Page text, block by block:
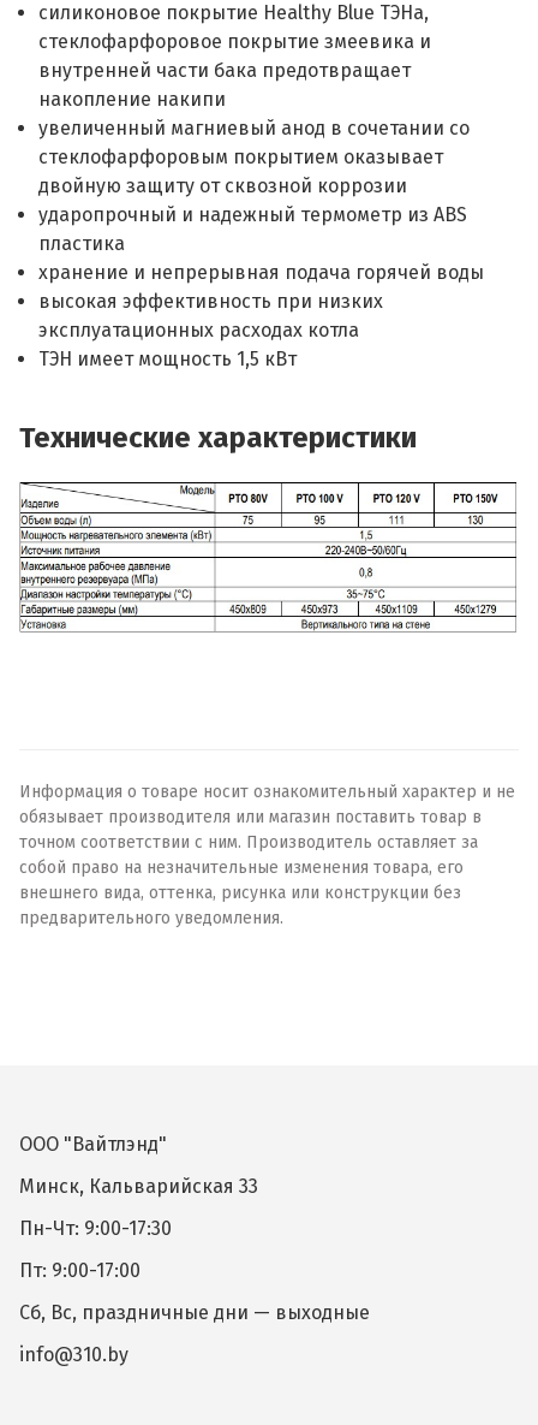
силиконовое покрытие Healthy Blue ТЭНа,
стеклофарфоровое покрытие змеевика и
внутренней части бака предотвращает
накопление накипи
увеличенный магниевый анод в сочетании со
стеклофарфоровым покрытием оказывает
двойную защиту от сквозной коррозии
ударопрочный и надежный термометр из ABS
пластика
хранение и непрерывная подача горячей воды
высокая эффективность при низких
эксплуатационных расходах котла
ТЭН имеет мощность 1,5 кВт
Технические характеристики
Информация о товаре носит ознакомительный характер и не
обязывает производителя или магазин поставить товар в
точном соответствии с ним. Производитель оставляет за
собой право на незначительные изменения товара, его
внешнего вида, оттенка, рисунка или конструкции без
предварительного уведомления.
ООО "Вайтлэнд"
Минск, Кальварийская 33
Пн-Чт: 9:00-17:30
Пт: 9:00-17:00
Сб, Вс, праздничные дни — выходные
info@310.by